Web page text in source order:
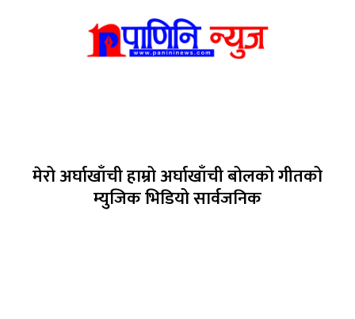
मेरो अर्घाखाँची हाम्रो अर्घाखाँची बोलको गीतको
म्युजिक भिडियो सार्वजनिक